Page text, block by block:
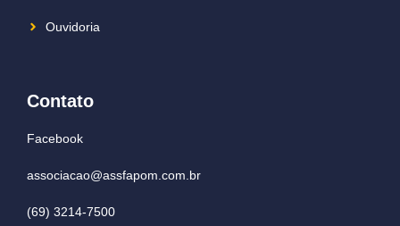
Ouvidoria
Contato
Facebook
associacao@assfapom.com.br
(69) 3214-7500